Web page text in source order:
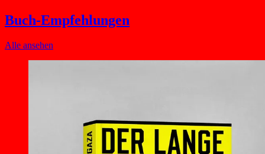
Buch-Empfehlungen
Alle ansehen